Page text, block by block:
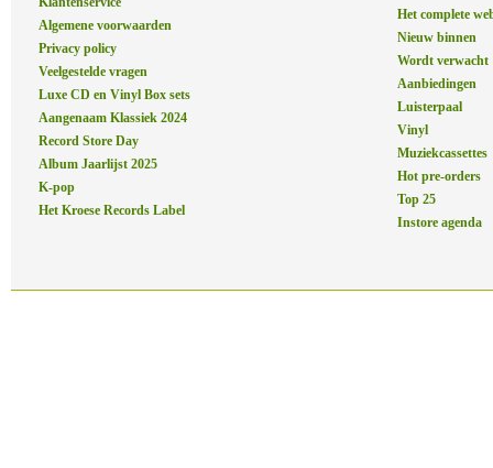
Algemene voorwaarden
Privacy policy
Veelgestelde vragen
Luxe CD en Vinyl Box sets
Aangenaam Klassiek 2024
Record Store Day
Album Jaarlijst 2025
K-pop
Het Kroese Records Label
Het complete
Nieuw binnen
Wordt verwacht
Aanbiedingen
Luisterpaal
Vinyl
Muziekcassettes
Hot pre-orders
Top 25
Instore agenda